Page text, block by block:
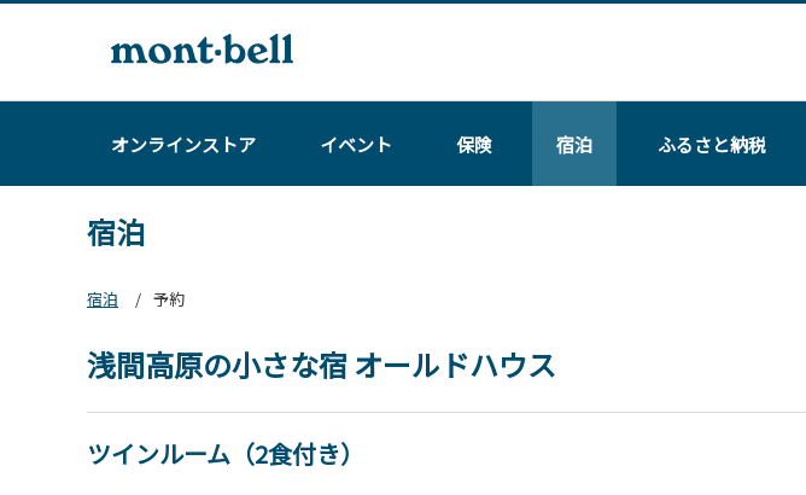
オンラインストア イベント 保険 宿泊 ふるさと納税
宿泊
宿泊
予約
浅間高原の小さな宿 オールドハウス
ツインルーム（2食付き）